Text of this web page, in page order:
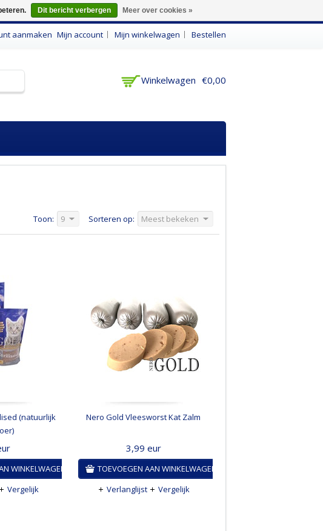
aanmaken Mijn account Mijn winkelwagen Bestellen
Winkelwagen €0,00
Sorteren op: Meest bekeken
Toon: 9
(natuurlijk
WINKELWAGEN
Vergelijk
Nero Gold Vleesworst Kat Zalm
3,99 eur
TOEVOEGEN AAN WINKELWAGEN
Verlanglijst
Vergelijk
Dit bericht verbergen Meer over cookies »